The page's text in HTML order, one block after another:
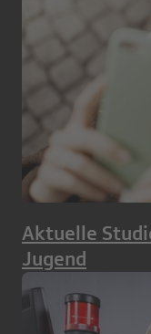
Aktuelle
Jugend